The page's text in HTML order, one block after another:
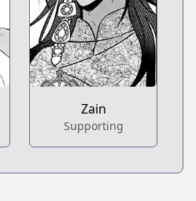
Zain
Supporting